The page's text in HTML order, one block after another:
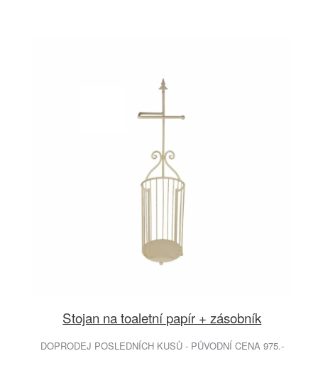
Stojan na toaletní papír + zásobník
DOPRODEJ POSLEDNÍCH KUSŮ - PŮVODNÍ CENA 975.-